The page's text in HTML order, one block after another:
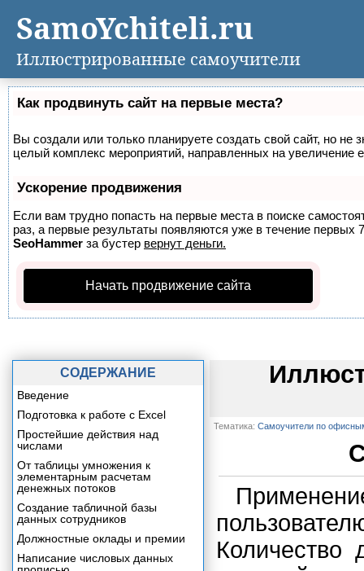
Как продвинуть сайт на первые места?
Вы создали или только планируете создать свой сайт, но не
целый комплекс мероприятий, направленных на увеличение
Ускорение продвижения
Если вам трудно попасть на первые места в поиске
раз, а первые результаты появляются уже в течение первых
SeoHammer за бустер вернут деньги.
Начать продвижение сайта
Тематика: Самоучители по
Количество
СОДЕРЖАНИЕ
Введение
Подготовка к работе с Excel
Простейшие действия над
числами
От таблицы умножения к
элементарным расчетам
денежных потоков
Создание табличной базы
данных сотрудников
Должностные оклады и премии
Написание числовых данных
SamoYchiteli.ru
Иллюстрированные самоучители